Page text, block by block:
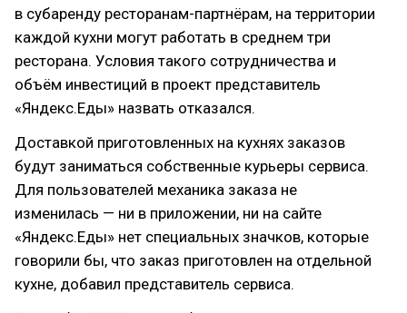
в субаренду ресторанам-партнёрам, на территории
каждой кухни могут работать в среднем три
ресторана. Условия такого сотрудничества и
объём инвестиций в проект представитель
«Яндекс.Еды» назвать отказался.
Доставкой приготовленных на кухнях заказов
будут заниматься собственные курьеры сервиса.
Для пользователей механика заказа не
изменилась — ни в приложении, ни на сайте
«Яндекс.Еды» нет специальных значков, которые
говорили бы, что заказ приготовлен на отдельной
кухне, добавил представитель сервиса.